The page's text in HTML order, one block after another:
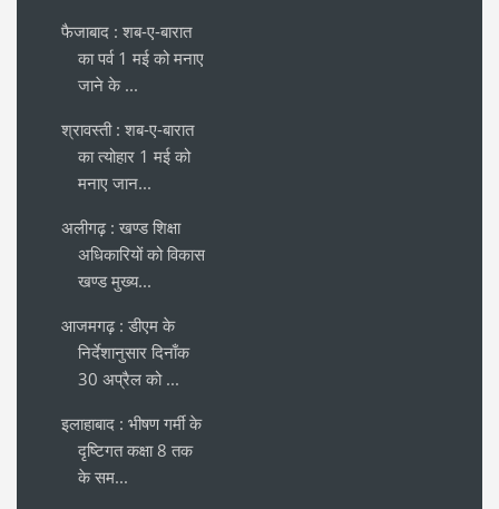
फैजाबाद : शब-ए-बारात
का पर्व 1 मई को मनाए
जाने के ...
श्रावस्ती : शब-ए-बारात
का त्योहार 1 मई को
मनाए जान...
अलीगढ़ : खण्ड शिक्षा
अधिकारियों को विकास
खण्ड मुख्य...
आजमगढ़ : डीएम के
निर्देशानुसार दिनाँक
30 अप्रैल को ...
इलाहाबाद : भीषण गर्मी के
दृष्टिगत कक्षा 8 तक
के सम...